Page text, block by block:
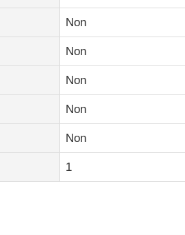
Non
Non
Non
Non
Non
1